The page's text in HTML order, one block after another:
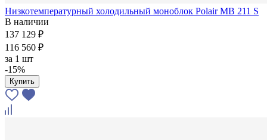
Низкотемпературный холодильный моноблок Polair MB 211 S
В наличии
137 129 ₽
116 560 ₽
за 1 шт
-15%
Купить